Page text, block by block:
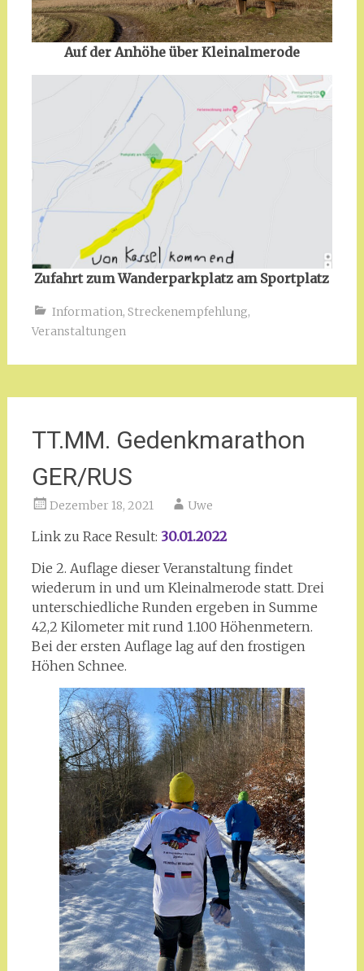
Auf der Anhöhe über Kleinalmerode
Zufahrt zum Wanderparkplatz am Sportplatz
Information, Streckenempfehlung,
Veranstaltungen
TT.MM. Gedenkmarathon
GER/RUS
Dezember 18, 2021 Uwe
Link zu Race Result: 30.01.2022
Die 2. Auflage dieser Veranstaltung findet
wiederum in und um Kleinalmerode statt. Drei
unterschiedliche Runden ergeben in Summe
42,2 Kilometer mit rund 1.100 Höhenmetern.
Bei der ersten Auflage lag auf den frostigen
Höhen Schnee.